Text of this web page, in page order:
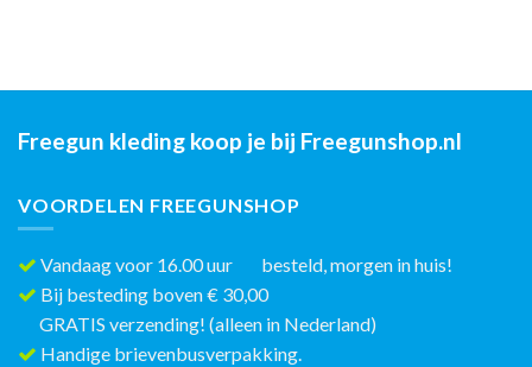
Freegun kleding koop je bij Freegunshop.nl
VOORDELEN FREEGUNSHOP
Vandaag voor 16.00 uur besteld, morgen in huis!
Bij besteding boven € 30,00
GRATIS verzending! (alleen in Nederland)
Handige brievenbusverpakking.